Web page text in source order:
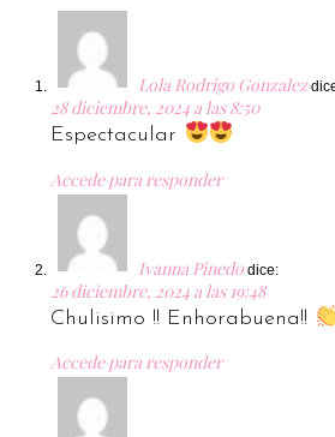
Lola Rodrigo Gonzalez
28 diciembre, 2024 a las 8:50
Espectacular
Accede para responder
Ivanna Pinedo dice:
26 diciembre, 2024 a las 19:48
Chulisimo !! Enhorabuena!!
Accede para responder